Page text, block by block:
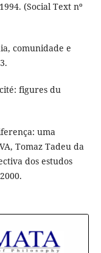
(Social Text nº
comunidade e
figures du
uma
Tomaz Tadeu da
dos estudos